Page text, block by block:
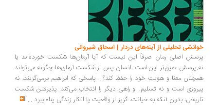
تحلیلی از آینه‌های دردار | اسحاق شیروانی
اصلی رمان صرفاً این نیست که آیا آرمان‌ها شکست خورده‌اند یا
عمیق‌تر این است: انسان پس از شکست آرمان‌ها چگونه می‌تواند
معنا و هویت خود را حفظ کند؟... پاسخی که ابراهیم برمی‌گزیند، نه
است و نه تسلیم. او راهی دیگر را انتخاب می‌کند: پذیرفتن شکست
بدون آنکه به خیانت، گریز از واقعیت یا انکار زندگی پناه ببرد...